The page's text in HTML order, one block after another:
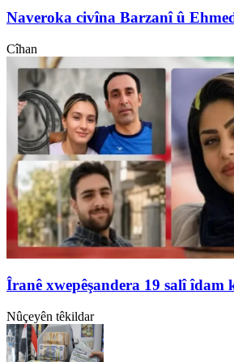
Naveroka civîna Barzanî û
Cîhan
Îranê xwepêşandera 19 salî îdam
Nûçeyên têkildar